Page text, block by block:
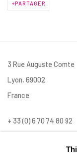
PARTAGER
3 Rue Auguste Comte
Lyon, 69002
France
+ 33 (0) 6 70 74 80 92